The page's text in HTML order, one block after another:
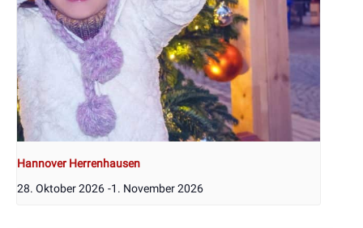
Hannover Herrenhausen
28. Oktober 2026 -1. November 2026